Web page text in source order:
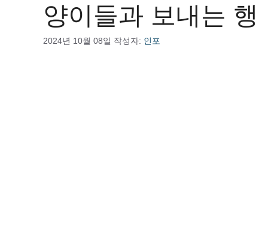
양이들과 보내는
2024년 10월 08일 작성자: 인포